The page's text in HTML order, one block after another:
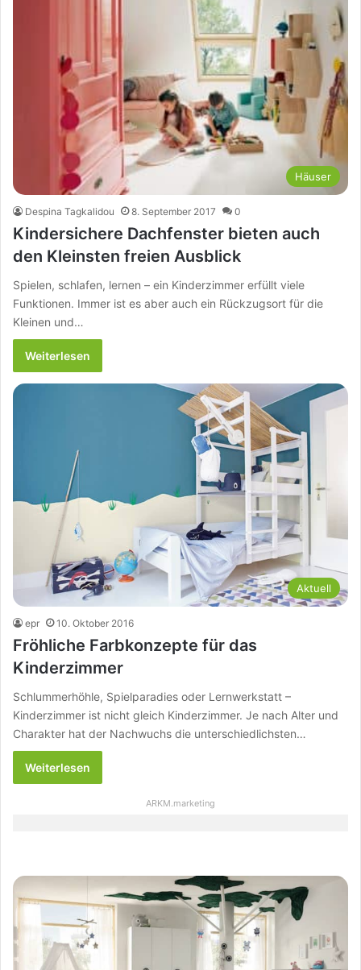
Häuser
Despina Tagkalidou 8. September 2017 0
Kindersichere Dachfenster bieten auch
den Kleinsten freien Ausblick
Spielen, schlafen, lernen – ein Kinderzimmer erfüllt viele
Funktionen. Immer ist es aber auch ein Rückzugsort für die
Kleinen und…
Weiterlesen
Aktuell
epr 10. Oktober 2016
Fröhliche Farbkonzepte für das
Kinderzimmer
Schlummerhöhle, Spielparadies oder Lernwerkstatt –
Kinderzimmer ist nicht gleich Kinderzimmer. Je nach Alter und
Charakter hat der Nachwuchs die unterschiedlichsten…
Weiterlesen
ARKM.marketing